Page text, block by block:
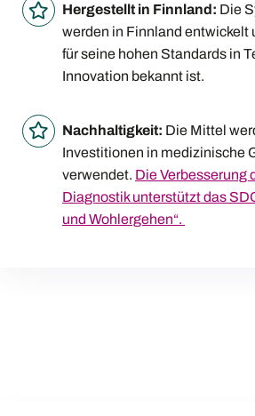
Hergestellt in Finnland: Die
werden in Finnland entwickelt
für seine hohen Standards in
Innovation bekannt ist.
Nachhaltigkeit: Die Mittel
Investitionen in medizinische
verwendet. Die Verbesserung
Diagnostik unterstützt das
und Wohlergehen“.